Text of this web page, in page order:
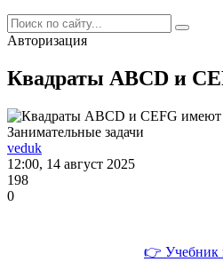
Авторизация
Квадраты ABCD и
Занимательные задачи
veduk
12:00, 14 август 2025
198
0
👉 Учебник